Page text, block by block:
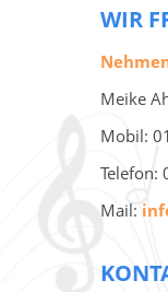
WIR
Meike
Mobil:
Telefon:
Mail: